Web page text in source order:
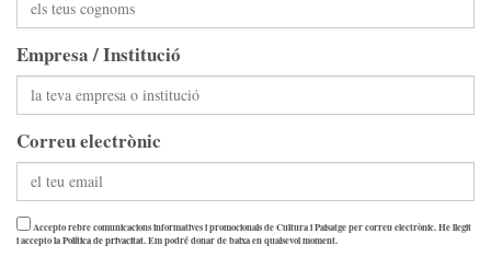
Empresa / Institució
Correu electrònic
Accepto rebre comunicacions informatives i promocionals de Cultura i Paisatge per correu electrònic. He llegit
i accepto laPolítica de privacitat. Em podré donar de baixa en qualsevol moment.